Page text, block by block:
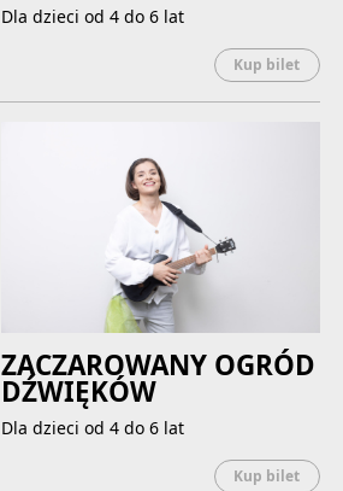
Dla dzieci od 4 do 6 lat
Kup bilet
ZACZAROWANY OGRÓD
DŹWIĘKÓW
Dla dzieci od 4 do 6 lat
Kup bilet